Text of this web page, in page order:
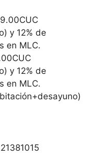
y 12% de
en MLC.
y 12% de
en MLC.